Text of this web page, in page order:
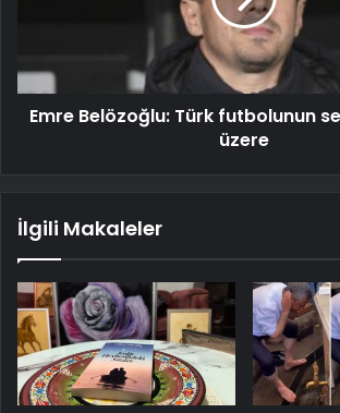
Emre Belözoğlu: Türk futbolunun
üzere
İlgili Makaleler